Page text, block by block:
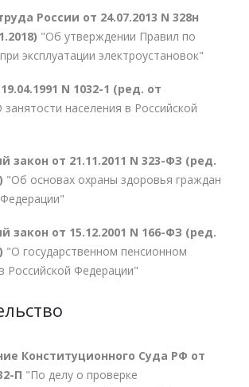
России от 24.07.2013 N 328н
"Об утверждении Правил по
эксплуатации электроустановок"
N 1032-1 (ред. от
занятости населения в Российской
закон от 21.11.2011 N 323-ФЗ (ред.
"Об основах охраны здоровья граждан
закон от 15.12.2001 N 166-ФЗ (ред.
"О государственном пенсионном
Российской Федерации"
Конституционного Суда РФ от
П "По делу о проверке